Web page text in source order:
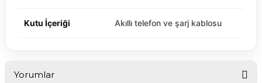
Kutu İçeriği Akıllı telefon ve şarj kablosu
Yorumlar